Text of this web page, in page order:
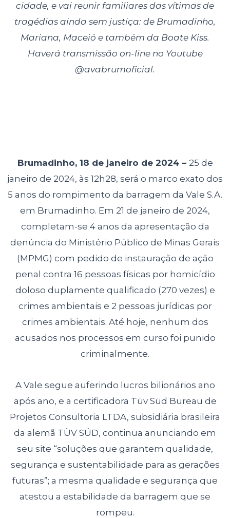
cidade, e vai reunir familiares das vítimas de
tragédias ainda sem justiça: de Brumadinho,
Mariana, Maceió e também da Boate Kiss.
Haverá transmissão on-line no Youtube
@avabrumoficial.
Brumadinho, 18 de janeiro de 2024 – 25 de
janeiro de 2024, às 12h28, será o marco exato dos
5 anos do rompimento da barragem da Vale S.A.
em Brumadinho. Em 21 de janeiro de 2024,
completam-se 4 anos da apresentação da
denúncia do Ministério Público de Minas Gerais
(MPMG) com pedido de instauração de ação
penal contra 16 pessoas físicas por homicídio
doloso duplamente qualificado (270 vezes) e
crimes ambientais e 2 pessoas jurídicas por
crimes ambientais. Até hoje, nenhum dos
acusados nos processos em curso foi punido
criminalmente.
A Vale segue auferindo lucros bilionários ano
após ano, e a certificadora Tüv Süd Bureau de
Projetos Consultoria LTDA, subsidiária brasileira
da alemã TÜV SÜD, continua anunciando em
seu site “soluções que garantem qualidade,
segurança e sustentabilidade para as gerações
futuras”; a mesma qualidade e segurança que
atestou a estabilidade da barragem que se
rompeu.